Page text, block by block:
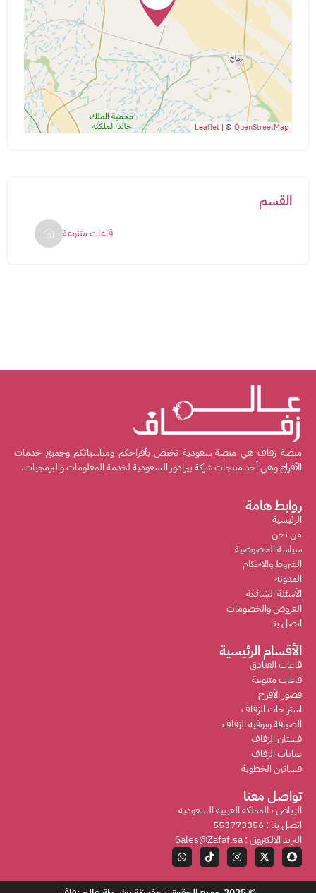
Leaflet | ©OpenStreetMap
القسم
قاعات متنوعة
منصة زفاف هي منصة سعودية تختص بأفراحكم ومناسباتكم وجميع خدمات
الأفراح وهي أحد منتجات شركة بيرادور السعودية لخدمة المعلومات والبرمجيات.
روابط هامة
الرئيسية
من نحن
سياسة الخصوصية
الشروط والاحكام
المدونة
الأسئلة الشائعة
العروض والخصومات
اتصل بنا
الأقسام الرئيسية
قاعات الفنادق
قاعات متنوعة
قصور الأفراح
استراحات الزفاف
الضيافة وبوفيه الزفاف
فستان الزفاف
عبايات الزفاف
فساتين الخطوبة
تواصل معنا
الرياض ، المملكه العربيه السعوديه
اتصل بنا : 553773356
البريد الالكتروني : Sales@Zafaf.sa